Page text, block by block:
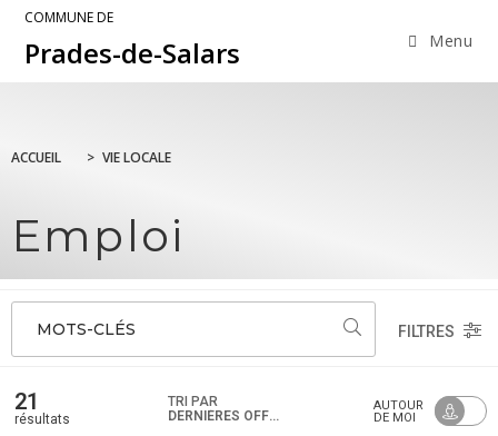
COMMUNE DE
Prades-de-Salars Menu
ACCUEIL > VIE LOCALE
Emploi
MOTS-CLÉS FILTRES
21
résultats
TRI PAR
DERNIÈRES OFFRES
AUTOUR
DE MOI